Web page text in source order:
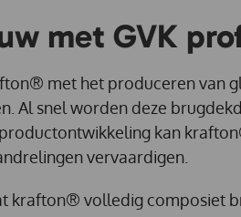
met GVK
met het produceren van
Al snel worden deze
kan
vervaardigen.
krafton® volledig composiet